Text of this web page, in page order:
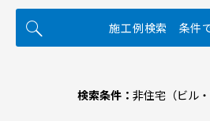
施工例検索 条件
検索条件： 非住宅（ビル・